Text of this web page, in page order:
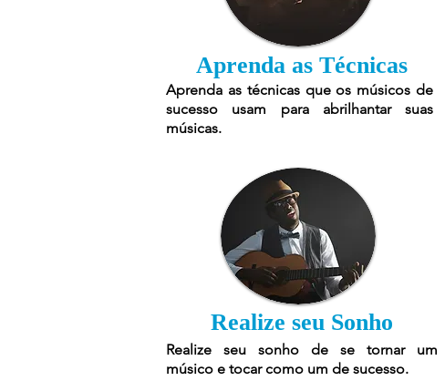
Aprenda as Técnicas
Aprenda as técnicas que os músicos de
sucesso usam para abrilhantar suas
músicas.
Realize seu Sonho
Realize seu sonho de se tornar um
músico e tocar como um de sucesso.